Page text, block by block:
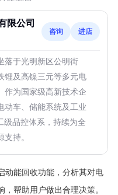
限公司
咨询 进店
落于光明新区公明街
锂及高镍三元等多元电
作为国家级高新技术企
动车、储能系统及工业
级品控体系，持续为全
持。
动能回收功能，分析其对电
帮助用户做出合理决策。